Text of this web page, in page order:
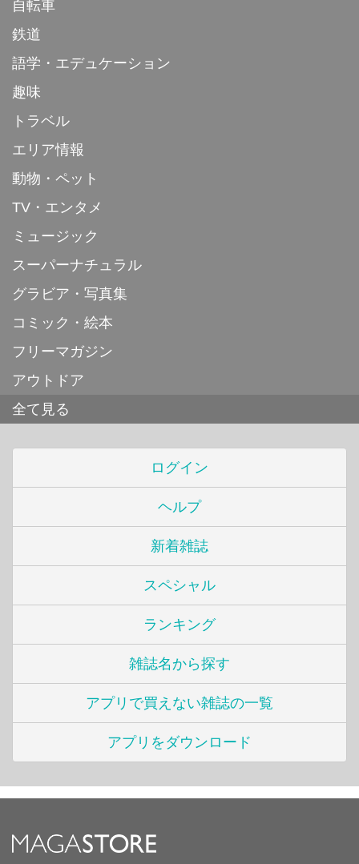
自転車
鉄道
語学・エデュケーション
趣味
トラベル
エリア情報
動物・ペット
TV・エンタメ
ミュージック
スーパーナチュラル
グラビア・写真集
コミック・絵本
フリーマガジン
アウトドア
全て見る
ログイン
ヘルプ
新着雑誌
スペシャル
ランキング
雑誌名から探す
アプリで買えない雑誌の一覧
アプリをダウンロード